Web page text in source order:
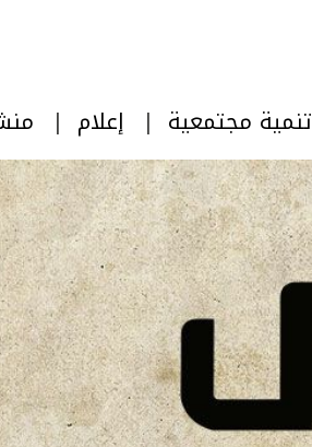
تنمية مجتمعية إعلام